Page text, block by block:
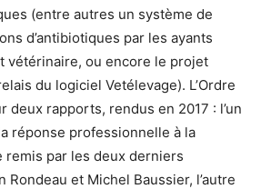
(entre autres un système de
d’antibiotiques par les ayants
vétérinaire, ou encore le projet
du logiciel Vetélevage). L’Ordre
deux rapports, rendus en 2017 : l’un
réponse professionnelle à la
remis par les deux derniers
Rondeau et Michel Baussier, l’autre